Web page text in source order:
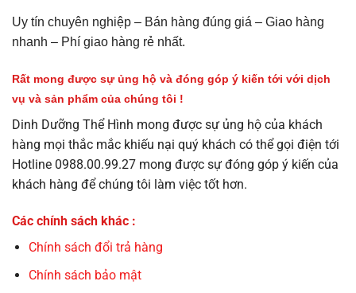
Uy tín chuyên nghiệp – Bán hàng đúng giá – Giao hàng
nhanh – Phí giao hàng rẻ nhất.
Rất mong được sự ủng hộ và đóng góp ý kiến tới với dịch
vụ và sản phẩm của chúng tôi !
Dinh Dưỡng Thể Hình mong được sự ủng hộ của khách
hàng mọi thắc mắc khiếu nại quý khách có thể gọi điện tới
Hotline 0988.00.99.27 mong được sự đóng góp ý kiến của
khách hàng để chúng tôi làm việc tốt hơn.
Các chính sách khác :
Chính sách đổi trả hàng
Chính sách bảo mật